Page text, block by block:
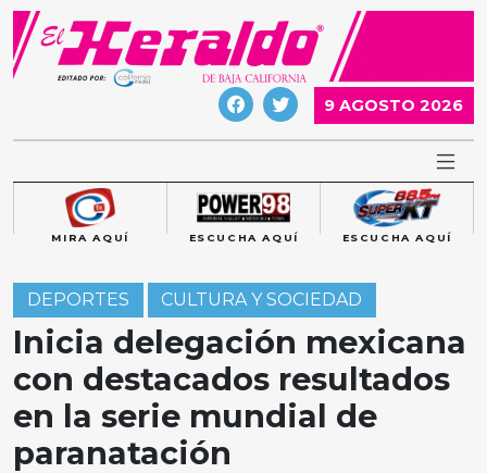
Skip
content
9 AGOSTO 2026
MIRA AQUÍ ESCUCHA AQUÍ ESCUCHA AQUÍ
DEPORTES CULTURA Y SOCIEDAD
Inicia delegación mexicana
con destacados resultados
en la serie mundial de
paranatación